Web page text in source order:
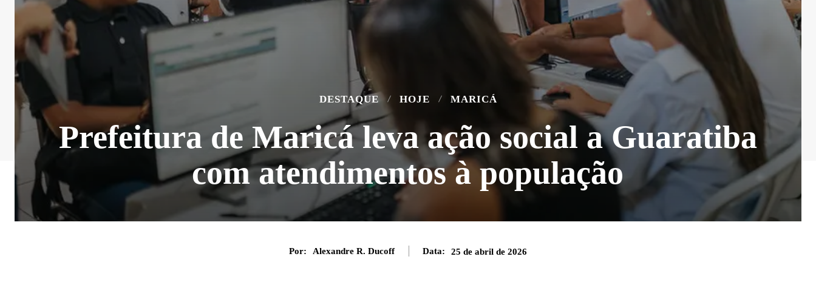
DESTAQUE HOJE MARICÁ
Prefeitura de Maricá leva ação social a Guaratiba
com atendimentos à população
Por: Alexandre R. Ducoff Data: 25 de abril de 2026